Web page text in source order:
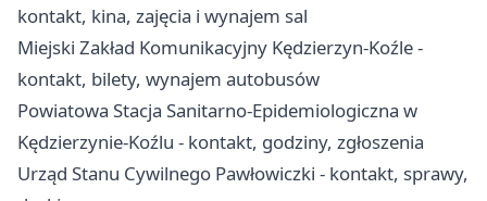
kontakt, kina, zajęcia i wynajem sal
Miejski Zakład Komunikacyjny Kędzierzyn-Koźle -
kontakt, bilety, wynajem autobusów
Powiatowa Stacja Sanitarno-Epidemiologiczna w
Kędzierzynie-Koźlu - kontakt, godziny, zgłoszenia
Urząd Stanu Cywilnego Pawłowiczki - kontakt, sprawy,